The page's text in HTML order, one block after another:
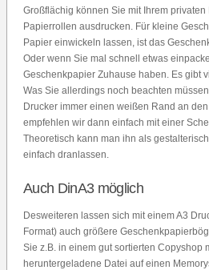
Großflächig können Sie mit Ihrem
Papierrollen ausdrucken. Für kleine
Papier einwickeln lassen, ist das
Oder wenn Sie mal schnell etwas
Geschenkpapier Zuhause haben. Es gibt
Was Sie allerdings noch beachten
Drucker immer einen weißen Rand an
empfehlen wir dann einfach mit einer
Theoretisch kann man ihn als
einfach dranlassen.
Auch DinA3 möglich
Desweiteren lassen sich mit einem A3
Format) auch größere
Sie z.B. in einem gut sortierten Copyshop
heruntergeladene Datei auf einen